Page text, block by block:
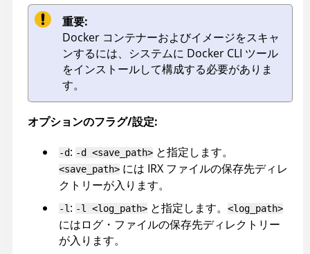
重要:
Docker コンテナーおよびイメージをスキャ
ンするには、システムに Docker CLI ツール
をインストールして構成する必要がありま
す。
オプションのフラグ/設定:
-d: -d <save_path> と指定します。
<save_path> には IRX ファイルの保存先ディレ
クトリーが入ります。
-l : -l <log_path> と指定します。 <log_path>
にはログ・ファイルの保存先ディレクトリー
が入ります。